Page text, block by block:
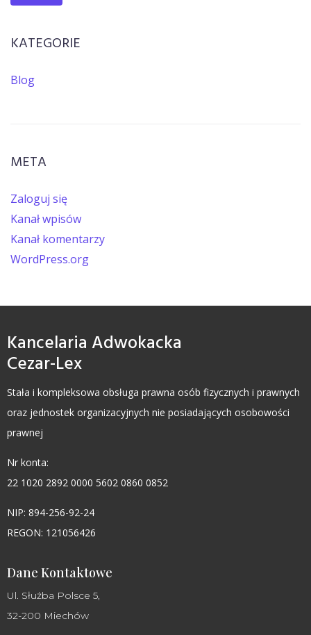
KATEGORIE
Blog
META
Zaloguj się
Kanał wpisów
Kanał komentarzy
WordPress.org
Kancelaria Adwokacka
Cezar-Lex
Stała i kompleksowa obsługa prawna osób fizycznych i prawnych
oraz jednostek organizacyjnych nie posiadających osobowości
prawnej
Nr konta:
22 1020 2892 0000 5602 0860 0852
NIP: 894-256-92-24
REGON: 121056426
Dane Kontaktowe
Ul. Służba Polsce 5,
32-200 Miechów